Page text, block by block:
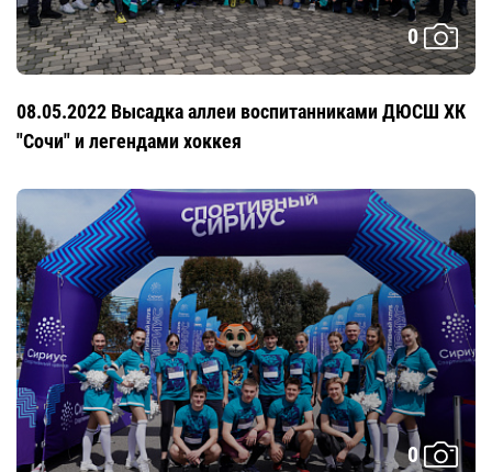
0
08.05.2022 Высадка аллеи воспитанниками ДЮСШ ХК
"Сочи" и легендами хоккея
0